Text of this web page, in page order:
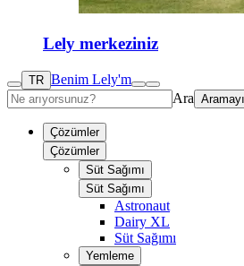
Lely merkeziniz
TR Benim Lely'm
Ara
Çözümler
Çözümler
Süt Sağımı
Süt Sağımı
Astronaut
Dairy XL
Süt Sağımı
Yemleme